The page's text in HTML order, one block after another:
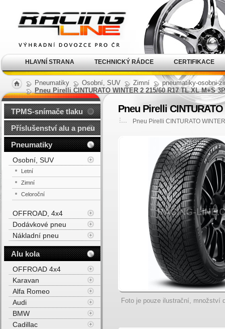
Pneumatiky Osobní, SUV Zimní
pneumatiky-osobni-
Pneu Pirelli CINTURATO WINTER 2 215/60 R17 TL XL M+S
Pneu Pirelli
Pneu Pirelli CINTURATO
Foto je pouze ilustrační, množství
TPMS-snímače tlaku
Příslušenství alu a pneu
Pneumatiky
Osobní, SUV
Letní
Zimní
Celoroční
OFFROAD, 4x4
Dodávkové pneu
Nákladní pneu
Alu kola
OFFROAD 4x4
Karavan
Alfa Romeo
Audi
BMW
Cadillac
kola Racing Line
HLAVNÍ STRANA TECHNICKÝ RÁDCE CERTIFIKACE